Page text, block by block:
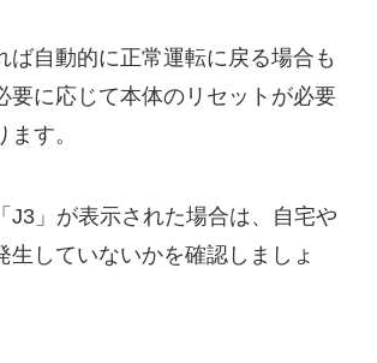
ば自動的に正常運転に戻る場合も
要に応じて本体のリセットが必要
す。
J3」が表示された場合は、自宅や
生していないかを確認しましょ